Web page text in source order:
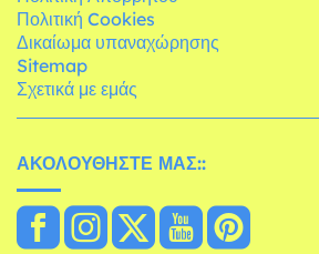
Πολιτική Cookies
Δικαίωμα υπαναχώρησης
Sitemap
Σχετικά με εμάς
ΑΚΟΛΟΥΘΉΣΤΕ ΜΑΣ::